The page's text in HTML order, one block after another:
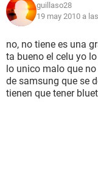
guillaso28
19 may 2010 a
no, no tiene es una
ta bueno el celu yo
lo unico malo que
de samsung que se
tienen que tener